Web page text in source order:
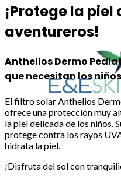
¡Protege la
aventureros!
Anthelios Dermo
que necesitan los
El filtro solar Anthelios
ofrece una protección muy
la piel delicada de los niños.
protege contra los rayos
hidrata la piel.
¡Disfruta del sol con